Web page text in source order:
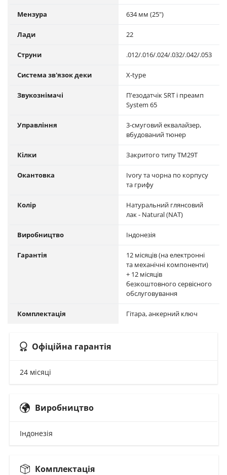
Мензура 634 мм (25")
Лади 22
Струни .012/.016/.024/.032/.042/.053
Система зв'язок деки X-type
Звукознімачі
П'езодатчік SRT і преамп
System 65
Управління
3-смуговий еквалайзер,
вбудований тюнер
Кілки Закритого типу TM29T
Окантовка
Ivory та чорна по корпусу
та грифу
Колір
Натуральний глянсовий
лак - Natural (NAT)
Виробництво Індонезія
Гарантія
12 місяців (на електронні
та механічні компоненти)
+ 12 місяців
безкоштовного сервісного
обслуговування
Комплектація Гітара, анкерний ключ
Офіційна гарантія
24 місяці
Виробництво
Індонезія
Комплектація